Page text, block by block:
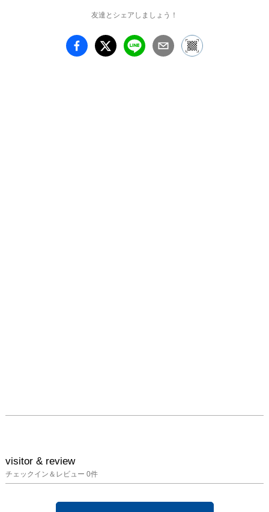
を組み立てていく行程を
友達とシェアしましょう！
visitor & review
チェックイン＆レビュー 0件